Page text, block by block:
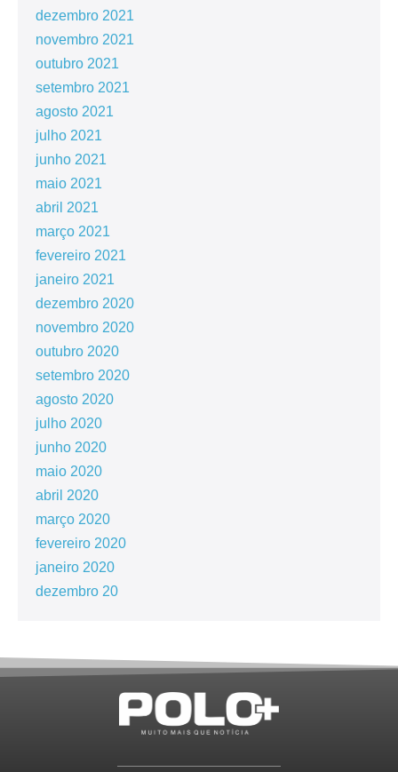
dezembro 2021
novembro 2021
outubro 2021
setembro 2021
agosto 2021
julho 2021
junho 2021
maio 2021
abril 2021
março 2021
fevereiro 2021
janeiro 2021
dezembro 2020
novembro 2020
outubro 2020
setembro 2020
agosto 2020
julho 2020
junho 2020
maio 2020
abril 2020
março 2020
fevereiro 2020
janeiro 2020
dezembro 20